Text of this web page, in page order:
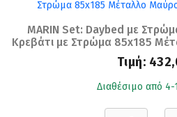
MARIN Set: Daybed με
Κρεβάτι με Στρώμα 85x185
Τιμή:
Διαθέσιμο από 4-